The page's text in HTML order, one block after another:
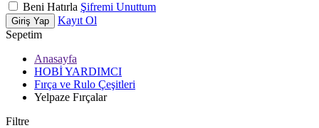
Beni Hatırla Şifremi Unuttum
Giriş Yap
Kayıt Ol
Sepetim
Anasayfa
HOBİ YARDIMCI
Fırça ve Rulo Çeşitleri
Yelpaze Fırçalar
Filtre